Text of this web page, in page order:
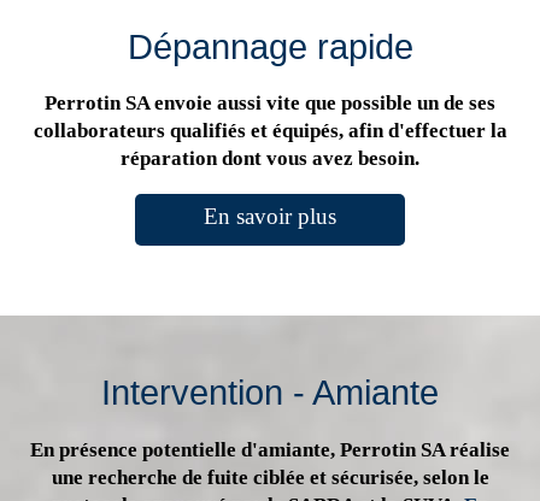
Dépannage rapide
Perrotin SA envoie aussi vite que possible un de ses
collaborateurs qualifiés et équipés, afin d'effectuer la
réparation dont vous avez besoin.
En savoir plus
Intervention - Amiante
En présence potentielle d'amiante, Perrotin SA réalise
une recherche de fuite ciblée et sécurisée, selon le